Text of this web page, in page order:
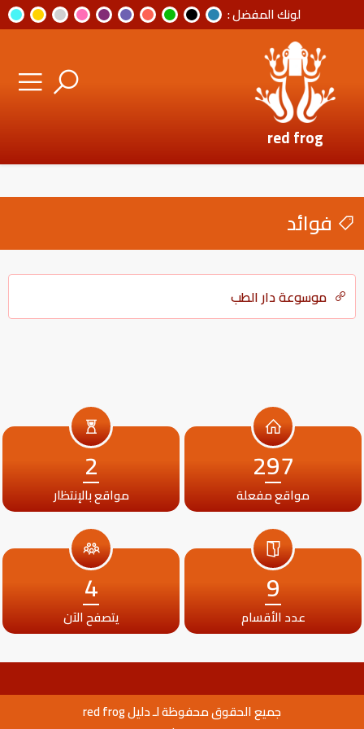
لونك المفضل :
red frog
فوائد
موسوعة دار الطب
297
مواقع مفعلة
2
مواقع بالإنتظار
9
عدد الأقسام
4
يتصفح الآن
جميع الحقوق محفوظة لـ دليل red frog